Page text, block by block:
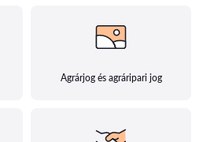
Agrárjog és agráripari jog